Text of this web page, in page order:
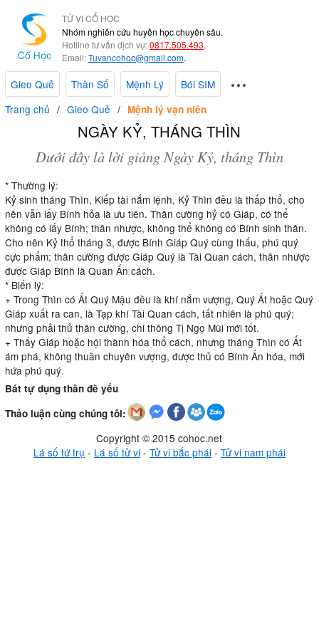
TỬ VI CỔ HỌC
Nhóm nghiên cứu huyền học chuyên sâu.
Hotline tư vấn dịch vụ:0817.505.493.
Email:Tuvancohoc@gmail.com.
Gieo Quẻ Thần Số Mệnh Lý
Bói SIM
Trang chủ
Gieo Quẻ Mệnh lý vạn niên
NGÀY KỶ, THÁNG THÌN
Dưới đây là lời giảng Ngày Kỷ, tháng Thìn
* Thường lý:
Kỷ sinh tháng Thìn, Kiếp tài nắm lệnh, Kỷ Thìn đều là thấp thổ, cho
nên vẫn lấy Bính hỏa là ưu tiên. Thân cường hỷ có Giáp, có thể
không có lấy Bính; thân nhược, không thể không có Bính sinh thân.
Cho nên Kỷ thổ tháng 3, được Bính Giáp Quý cùng thấu, phú quý
cực phẩm; thân cường được Giáp Quý là Tài Quan cách, thân nhược
được Giáp Bính là Quan Ấn cách.
* Biến lý:
+ Trong Thìn có Ất Quý Mậu đều là khí nắm vượng, Quý Ất hoặc Quý
Giáp xuất ra can, là Tạp khí Tài Quan cách, tất nhiên là phú quý;
nhưng phải thủ thân cường, chi thông Tị Ngọ Mùi mới tốt.
+ Thấy Giáp hoặc hội thành hóa thổ cách, nhưng tháng Thìn có Ất
ám phá, không thuần chuyên vượng, được thủ có Bính Ấn hóa, mới
hứa phú quý.
Bát tự dụng thần đề yếu
Thảo luận cùng chúng tôi:
Copyright © 2015 cohoc.net
Lá số tứ trụ - Lá số tử vi- Tử vi bắc phái- Tử vi nam phái